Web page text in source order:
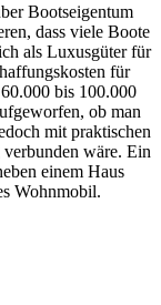
Bootseigentum
dass viele Boote
als Luxusgüter für
für
bis 100.000
ob man
mit praktischen
wäre. Ein
einem Haus
Wohnmobil.